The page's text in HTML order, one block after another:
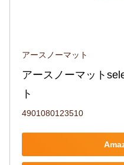
アースノーマット
アースノーマット
ト
4901080123510